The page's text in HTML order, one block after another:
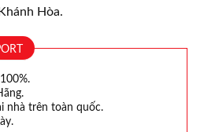
Hòa.
nhà trên toàn quốc.